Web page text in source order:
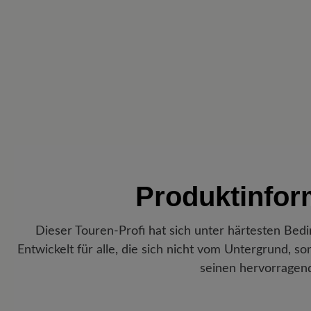
Dieser Touren-Profi hat sich unter härtesten
Entwickelt für alle, die sich nicht vom Untergrund,
seinen